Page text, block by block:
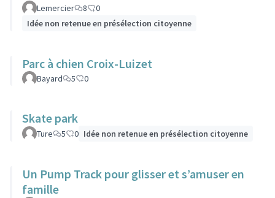
Lemercier 8
0
Idée non retenue en présélection citoyenne
Parc à chien Croix-Luizet
Bayard 5 0
Skate park
Ture 5 0 Idée non retenue en présélection citoyenne
Un Pump Track pour glisser et s’amuser en
famille